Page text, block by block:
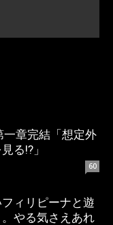
一章完結「想定外
る!?」
60
ィリピーナと遊
やる気さえあれ